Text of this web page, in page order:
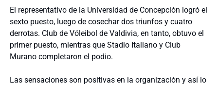
El representativo de la Universidad de Concepción logró el
sexto puesto, luego de cosechar dos triunfos y cuatro
derrotas. Club de Vóleibol de Valdivia, en tanto, obtuvo el
primer puesto, mientras que Stadio Italiano y Club
Murano completaron el podio.
Las sensaciones son positivas en la organización y así lo